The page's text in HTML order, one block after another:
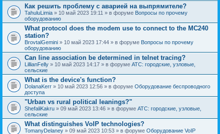
Как решить проблему с аварией на выпрямителе?
TahuluLimia » 10 май 2023 19:11 » в форуме Вопросы по прочему
оборудованию
What protocol does the modem use to connect to the MC240
station?
BrovtalGemini » 10 май 2023 17:44 » в форуме Вопросы по прочему
оборудованию
Can line association be determined in telnet tracing?
LillianFelly » 10 май 2023 14:17 » в форуме АТС: городские, узловые,
сельские
What is the device's function?
DolanaKerr » 10 май 2023 12:56 » в форуме Оборудование беспроводного
доступа
"Urban vs rural political leanings?"
ShefaliKakru » 09 май 2023 13:46 » в форуме АТС: городские, узловые,
сельские
What distinguishes VoIP technologies?
TomanyDelaney » 09 май 2023 10:53 » в форуме Оборудование VoIP